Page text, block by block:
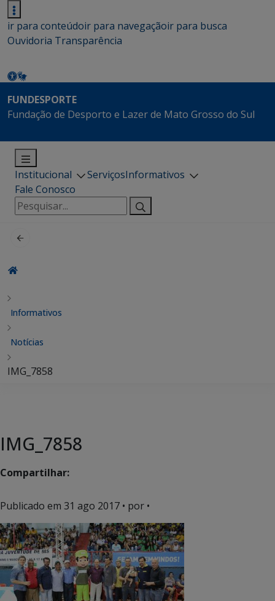
ir para conteúdoir para navegaçãoir para busca
Ouvidoria Transparência
FUNDESPORTE
Fundação de Desporto e Lazer de Mato Grosso do Sul
Institucional ServiçosInformativos
Fale Conosco
Pesquisar
por:
Informativos
Notícias
IMG_7858
IMG_7858
Compartilhar:
Publicado em 31 ago 2017 • por •